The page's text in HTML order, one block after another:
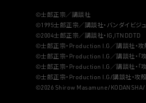
©士郎正宗／講談社
©1995士郎正宗／講談社・バンダイビジ
©2004士郎正宗／講談社・IG,ITNDDTD
©士郎正宗・Production I.G／講談社・
©士郎正宗・Production I.G／講談社・「
©士郎正宗・Production I.G／講談社・「
©士郎正宗・Production I.G/講談社・攻
©2026 Shirow Masamune/KODANSHA/